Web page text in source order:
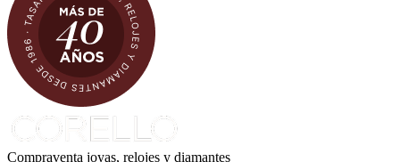
Compraventa joyas, relojes y diamantes